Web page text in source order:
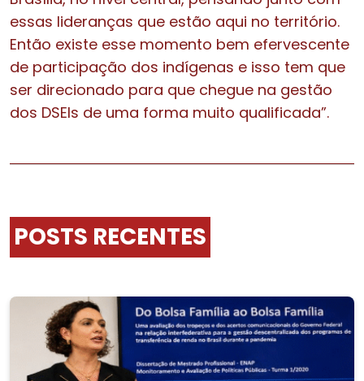
essas lideranças que estão aqui no território.
Então existe esse momento bem efervescente
de participação dos indígenas e isso tem que
ser direcionado para que chegue na gestão
dos DSEIs de uma forma muito qualificada”.
POSTS RECENTES